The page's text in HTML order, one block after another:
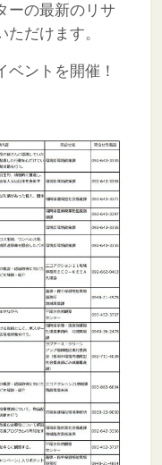
ーの最新のリサ
だけます。
ントを開催！